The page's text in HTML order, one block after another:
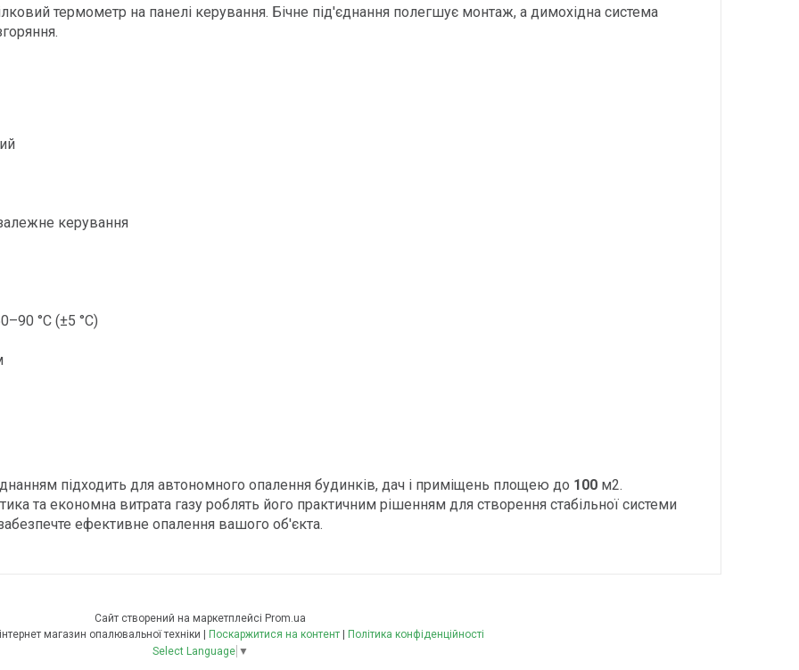
термометр на панелі керування. Бічне під'єднання полегшує монтаж, а димохідна система
керування
°С (±5 °С)
підходить для автономного опалення будинків, дач і приміщень площею до 100 м2.
та економна витрата газу роблять його практичним рішенням для створення стабільної системи
ефективне опалення вашого об'єкта.
Сайт створений на маркетплейсі Prom.ua
Опалення плюс інтернет магазин опалювальної техніки | Поскаржитися на контент | Політика конфіденційності
Select Language ▼